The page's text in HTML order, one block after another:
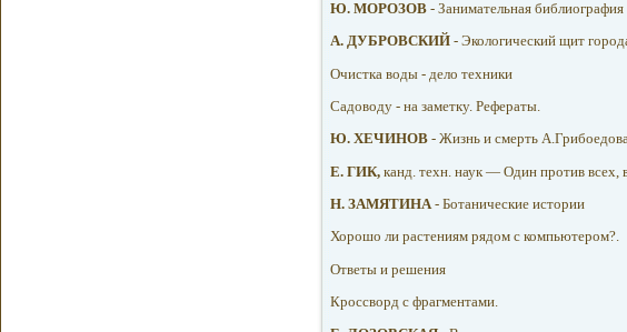
Ю. МОРОЗОВ- Занимательная библиография
А. ДУБРОВСКИЙ - Экологический щит
Очистка воды - дело техники
Садоводу - на заметку. Рефераты.
Ю. ХЕЧИНОВ- Жизнь и смерть
Е. ГИК,канд. техн. наук — Один против всех,
Н. ЗАМЯТИНА- Ботанические истории
Хорошо ли растениям рядом с компьютером?.
Ответы и решения
Кроссворд с фрагментами.